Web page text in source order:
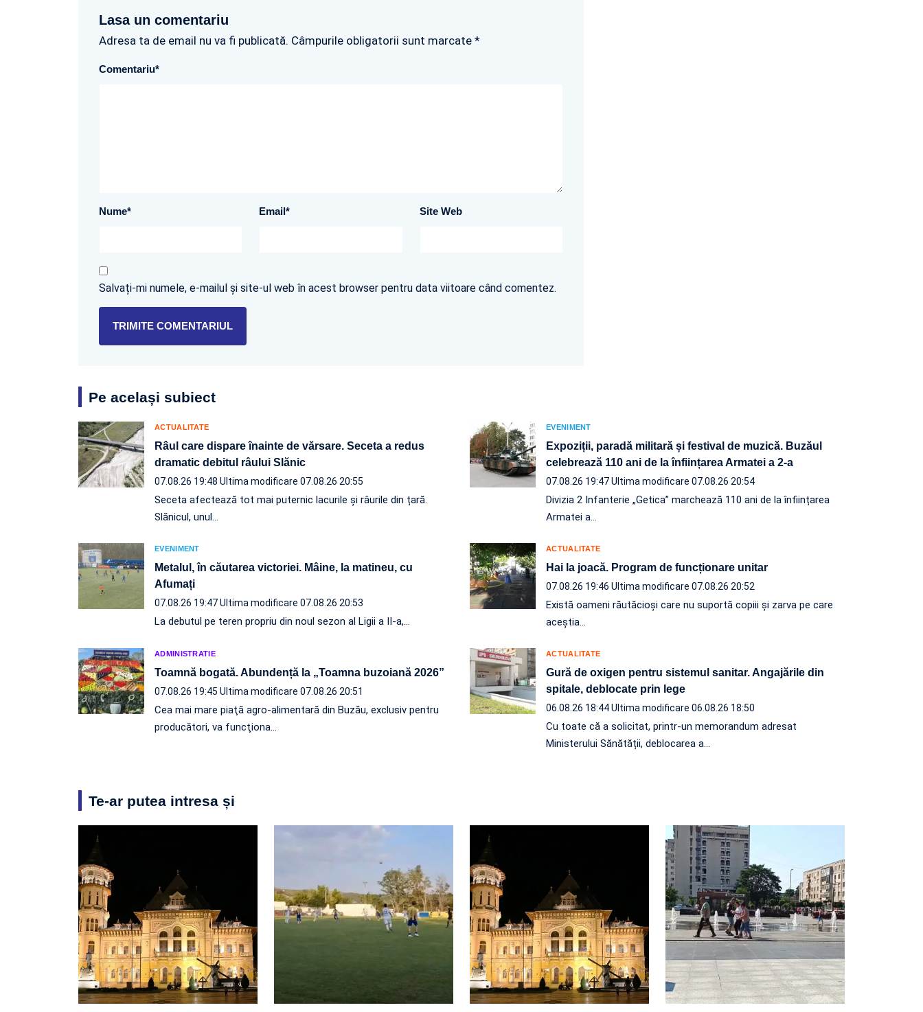
Lasa un comentariu
Adresa ta de email nu va fi publicată. Câmpurile obligatorii sunt marcate *
Comentariu*
Nume* Email* Site Web
Salvați-mi numele, e-mailul și site-ul web în acest browser pentru data viitoare când comentez.
Pe același subiect
ACTUALITATE
Râul care dispare înainte de vărsare. Seceta a redus
dramatic debitul râului Slănic
07.08.26 19:48 Ultima modificare 07.08.26 20:55
Seceta afectează tot mai puternic lacurile și râurile din țară.
Slănicul, unul…
EVENIMENT
Expoziții, paradă militară și festival de muzică. Buzăul
celebrează 110 ani de la înființarea Armatei a 2-a
07.08.26 19:47Ultima modificare 07.08.26 20:54
Divizia 2 Infanterie „Getica” marchează 110 ani de la înființarea
Armatei a…
EVENIMENT
Metalul, în căutarea victoriei. Mâine, la matineu, cu
Afumați
07.08.26 19:47Ultima modificare 07.08.26 20:53
La debutul pe teren propriu din noul sezon al Ligii a II-a,…
ACTUALITATE
Hai la joacă. Program de funcționare unitar
07.08.26 19:46 Ultima modificare 07.08.26 20:52
Există oameni răutăcioși care nu suportă copiii și zarva pe care
aceștia…
ADMINISTRATIE
Toamnă bogată. Abundență la „Toamna buzoiană 2026”
07.08.26 19:45 Ultima modificare 07.08.26 20:51
Cea mai mare piaţă agro-alimentară din Buzău, exclusiv pentru
producători, va funcţiona…
ACTUALITATE
Gură de oxigen pentru sistemul sanitar. Angajările din
spitale, deblocate prin lege
06.08.26 18:44Ultima modificare 06.08.26 18:50
Cu toate că a solicitat, printr-un memorandum adresat
Ministerului Sănătății, deblocarea a…
Te-ar putea intresa și